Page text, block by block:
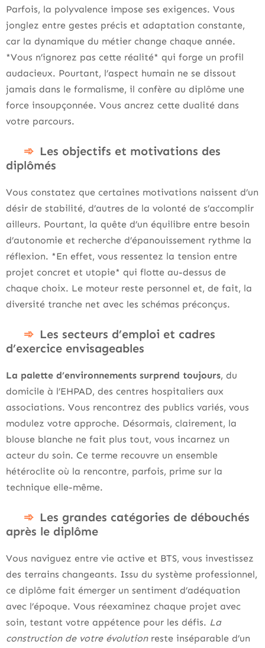
Parfois, la polyvalence impose ses exigences. Vous
jonglez entre gestes précis et adaptation constante,
car la dynamique du métier change chaque année.
*Vous n’ignorez pas cette réalité* qui forge un profil
audacieux. Pourtant, l’aspect humain ne se dissout
jamais dans le formalisme, il confère au diplôme une
force insoupçonnée. Vous ancrez cette dualité dans
votre parcours.
Les objectifs et motivations des
diplômés
Vous constatez que certaines motivations naissent d’un
désir de stabilité, d’autres de la volonté de s’accomplir
ailleurs. Pourtant, la quête d’un équilibre entre besoin
d’autonomie et recherche d’épanouissement rythme la
réflexion. *En effet, vous ressentez la tension entre
projet concret et utopie* qui flotte au-dessus de
chaque choix. Le moteur reste personnel et, de fait, la
diversité tranche net avec les schémas préconçus.
Les secteurs d’emploi et cadres
d’exercice envisageables
La palette d’environnements surprend toujours, du
domicile à l’EHPAD, des centres hospitaliers aux
associations. Vous rencontrez des publics variés, vous
modulez votre approche. Désormais, clairement, la
blouse blanche ne fait plus tout, vous incarnez un
acteur du soin. Ce terme recouvre un ensemble
hétéroclite où la rencontre, parfois, prime sur la
technique elle-même.
Les grandes catégories de débouchés
après le diplôme
Vous naviguez entre vie active et BTS, vous investissez
des terrains changeants. Issu du système professionnel,
ce diplôme fait émerger un sentiment d’adéquation
avec l’époque. Vous réexaminez chaque projet avec
soin, testant votre appétence pour les défis. La
construction de votre évolutionreste inséparable d’un